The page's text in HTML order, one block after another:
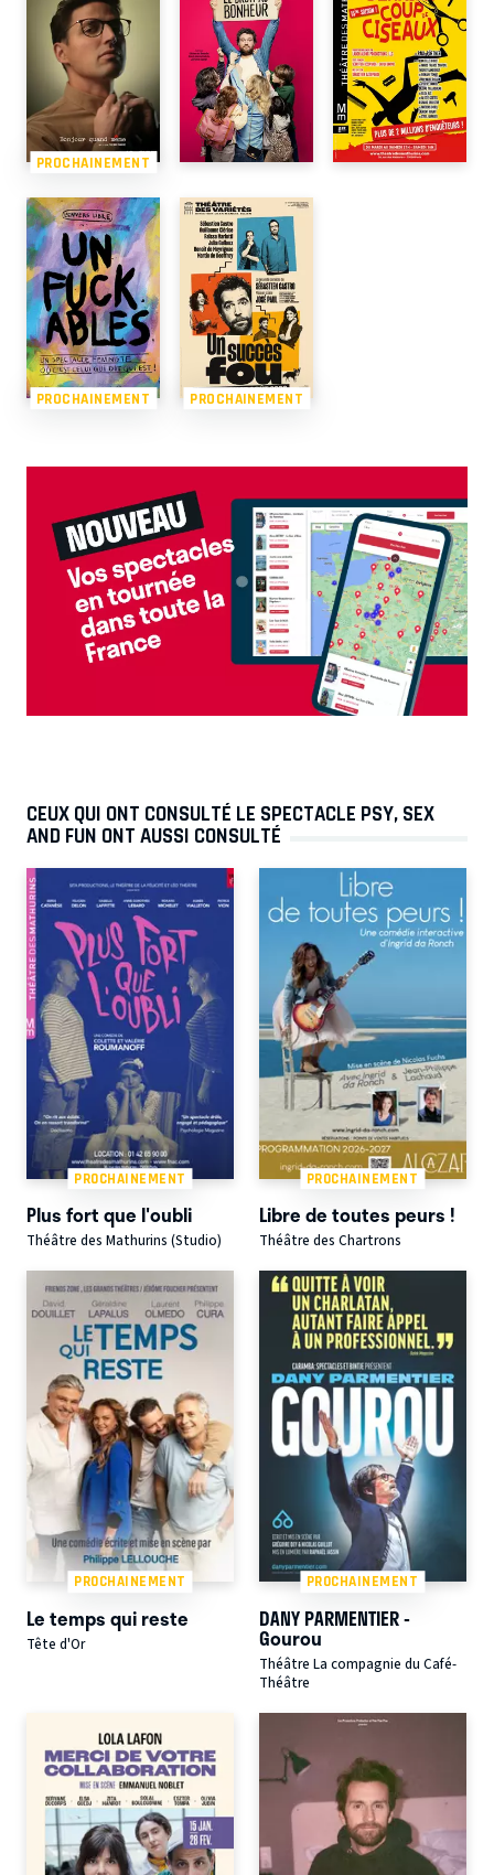
PROCHAINEMENT
PROCHAINEMENT PROCHAINEMENT
CEUX QUI ONT CONSULTÉ LE SPECTACLE PSY, SEX
AND FUN ONT AUSSI CONSULTÉ
PROCHAINEMENT
Plus fort que l'oubli
Théâtre des Mathurins (Studio)
PROCHAINEMENT
Libre de toutes peurs !
Théâtre des Chartrons
PROCHAINEMENT
Le temps qui reste
Tête d'Or
PROCHAINEMENT
DANY PARMENTIER -
Gourou
Théâtre La compagnie du Café-
Théâtre